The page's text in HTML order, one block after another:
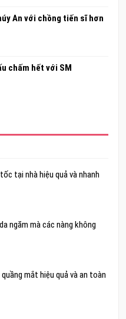
An với chồng tiến sĩ hơn
chấm hết với SM
tại nhà hiệu quả và nhanh
ngăm mà các nàng không
mắt hiệu quả và an toàn